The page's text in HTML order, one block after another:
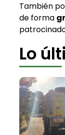
También
de forma
Lo